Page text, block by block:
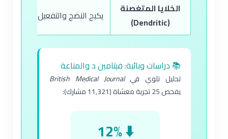
الخلايا المتغصنة
(Dendritic)
يكبح النضج والتفعيل
📚 دراسات وبائية: فيتامين د والمناعة
تحليل تلوي فيBritish Medical Journal
يفحص 25 تجربة معشاة (11,321 مشارك):
⬇️ 12%